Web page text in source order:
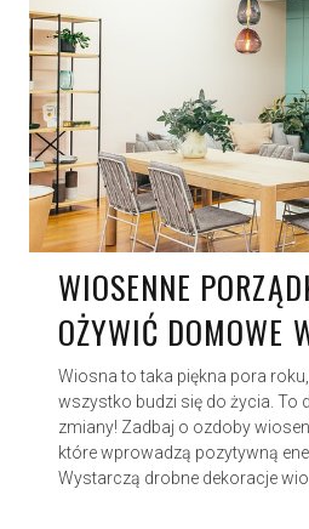
WIOSENNE
OŻYWIĆ DOMOWE
Wiosna to taka piękna pora
wszystko budzi się do życia. To
zmiany! Zadbaj o ozdoby
które wprowadzą pozytywną
Wystarczą drobne dekoracje